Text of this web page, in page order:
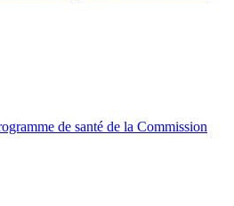
de santé de la Commission